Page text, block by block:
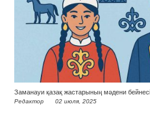
Заманауи қазақ жастарының мәдени
Редактор 02 июля, 2025